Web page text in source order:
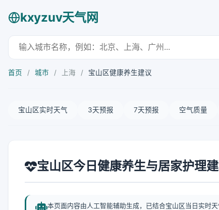
kxyzuv天气网
首页 / 城市 / 上海 / 宝山区健康养生建议
宝山区实时天气 3天预报 7天预报 空气质量
宝山区今日健康养生与居家护理
本页面内容由人工智能辅助生成，已结合宝山区当日实时